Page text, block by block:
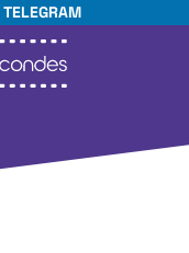
TELEGRAM